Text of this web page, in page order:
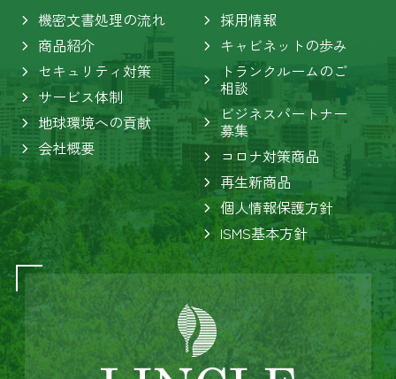
機密文書処理の流れ
商品紹介
セキュリティ対策
サービス体制
地球環境への貢献
会社概要
採用情報
キャビネットの歩み
トランクルームのご
相談
ビジネスパートナー
募集
コロナ対策商品
再生新商品
個人情報保護方針
ISMS基本方針